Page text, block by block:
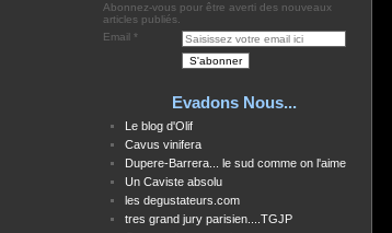
Abonnez-vous pour être averti des nouveaux
articles publiés.
Email
Evadons Nous...
Le blog d'Olif
Cavus vinifera
Dupere-Barrera... le sud comme on l'aime
Un Caviste absolu
les degustateurs.com
tres grand jury parisien....TGJP